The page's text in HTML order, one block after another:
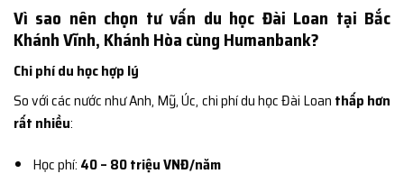
Vì sao nên chọn tư vấn du học Đài Loan tại Bắc
Khánh Vĩnh, Khánh Hòa cùng Humanbank?
Chi phí du học hợp lý
So với các nước như Anh, Mỹ, Úc, chi phí du học Đài Loan thấp hơn
rất nhiều:
Học phí: 40 – 80 triệu VNĐ/năm